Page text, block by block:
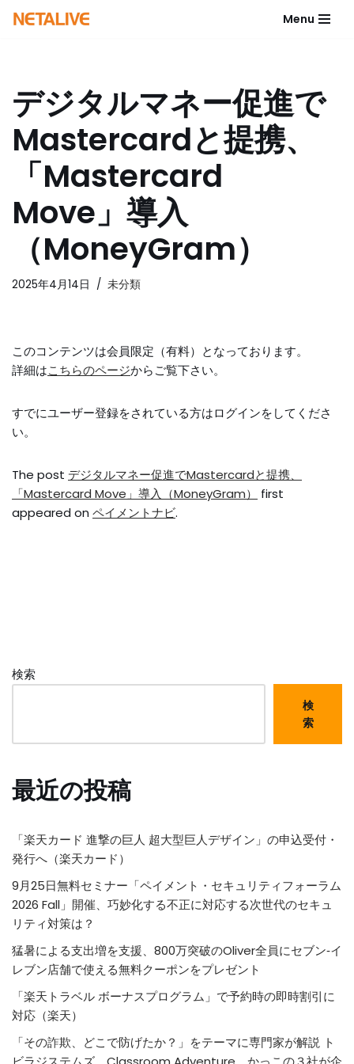
ン
ツ
へ
プ
Menu
デジタルマネー促進で
Mastercardと提携、
「Mastercard
Move」導入
（MoneyGram）
2025年4月14日 未分類
このコンテンツは会員限定（有料）となっております。
詳細はこちらのページからご覧下さい。
すでにユーザー登録をされている方はログインをしてくださ
い。
The post デジタルマネー促進でMastercardと提携、
「Mastercard Move」導入（MoneyGram）
first
appeared on ペイメントナビ.
検索
検
索
最近の投稿
「楽天カード 進撃の巨人 超大型巨人デザイン」の申込受付・
発行へ（楽天カード）
9月25日無料セミナー「ペイメント・セキュリティフォーラム
2026 Fall」開催、巧妙化する不正に対応する次世代のセキュ
リティ対策は？
猛暑による支出増を支援、800万突破のOliver全員にセブン‐イ
レブン店舗で使える無料クーポンをプレゼント
「楽天トラベル ボーナスプログラム」で予約時の即時割引に
対応（楽天）
「その詐欺、どこで防げたか？」をテーマに専門家が解説 ト